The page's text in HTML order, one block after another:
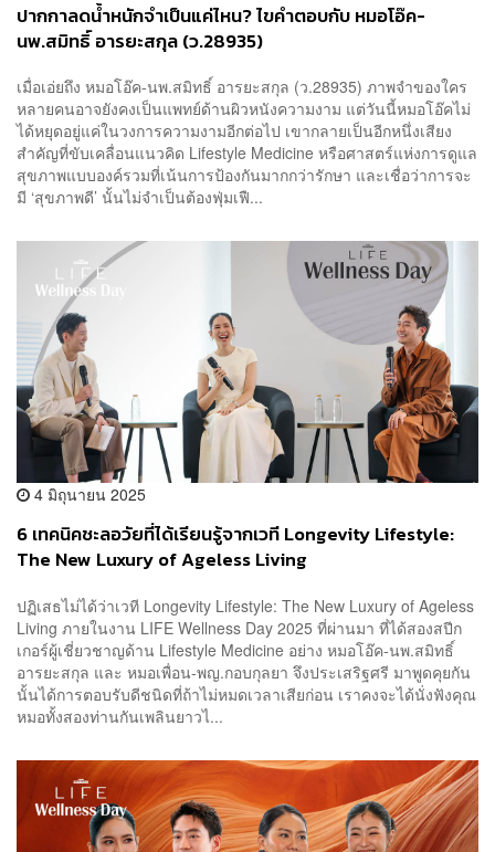
ปากกาลดน้ำหนักจำเป็นแค่ไหน? ไขคำตอบกับ หมอโอ๊ค-
นพ.สมิทธิ์ อารยะสกุล (ว.28935)
เมื่อเอ่ยถึง หมอโอ๊ค-นพ.สมิทธิ์ อารยะสกุล (ว.28935) ภาพจำของใคร
หลายคนอาจยังคงเป็นแพทย์ด้านผิวหนังความงาม แต่วันนี้หมอโอ๊คไม่
ได้หยุดอยู่แค่ในวงการความงามอีกต่อไป เขากลายเป็นอีกหนึ่งเสียง
สำคัญที่ขับเคลื่อนแนวคิด Lifestyle Medicine หรือศาสตร์แห่งการดูแล
สุขภาพแบบองค์รวมที่เน้นการป้องกันมากกว่ารักษา และเชื่อว่าการจะ
มี ‘สุขภาพดี’ นั้นไม่จำเป็นต้องฟุ่มเฟื...
4 มิถุนายน 2025
6 เทคนิคชะลอวัยที่ได้เรียนรู้จากเวที Longevity Lifestyle:
The New Luxury of Ageless Living
ปฏิเสธไม่ได้ว่าเวที Longevity Lifestyle: The New Luxury of Ageless
Living ภายในงาน LIFE Wellness Day 2025 ที่ผ่านมา ที่ได้สองสปีก
เกอร์ผู้เชี่ยวชาญด้าน Lifestyle Medicine อย่าง หมอโอ๊ค-นพ.สมิทธิ์
อารยะสกุล และ หมอเพื่อน-พญ.กอบกุลยา จึงประเสริฐศรี มาพูดคุยกัน
นั้นได้การตอบรับดีชนิดที่ถ้าไม่หมดเวลาเสียก่อน เราคงจะได้นั่งฟังคุณ
หมอทั้งสองท่านกันเพลินยาวไ...